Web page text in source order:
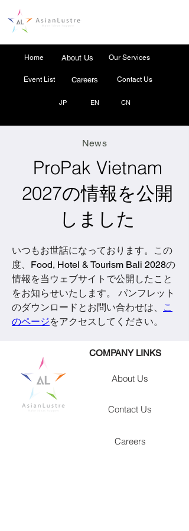
Home About Us
Event List Careers
JP EN
Our Services
Contact Us
CN
News
ProPak Vietnam
2027の情報を公開
しました
いつもお世話になっております。この
度、 Food, Hotel & Tourism Bali 2028の
情報を当ウェブサイトで公開したこと
をお知らせいたします。 パンフレット
のダウンロードとお問い合わせは、
こ
のページをアクセスしてください。
​COMPANY LINKS
About Us
Contact Us
Careers